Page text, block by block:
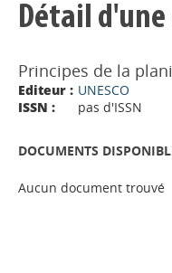
Détail
Principes de la
Editeur : UNESCO
ISSN :
pas d'ISSN
DOCUMENTS
Aucun document trouvé
Déposer